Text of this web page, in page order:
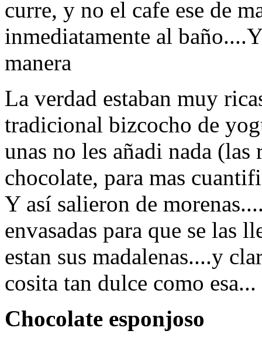
curre, y no el cafe ese de
inmediatamente al
manera
La verdad estaban muy
tradicional bizcocho de
unas no les añadi nada
chocolate, para mas
Y así salieron de
envasadas para que se las
estan sus madalenas....y
cosita tan dulce como esa...
Chocolate esponjoso